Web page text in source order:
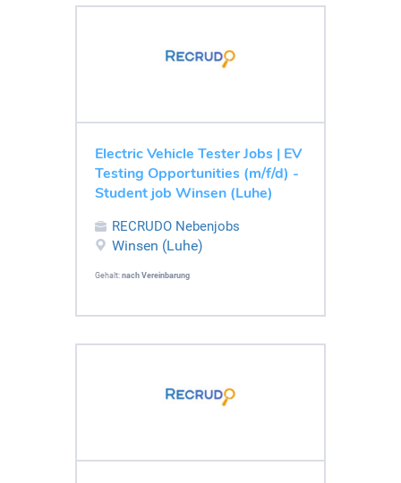
Electric Vehicle Tester Jobs | EV
Testing Opportunities (m/f/d) -
Student job Winsen (Luhe)
RECRUDO Nebenjobs
Winsen (Luhe)
Gehalt: nach Vereinbarung